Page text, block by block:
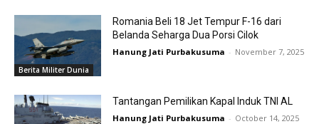
Berita Militer Dunia
Romania Beli 18 Jet Tempur F-16 dari
Belanda Seharga Dua Porsi Cilok
Hanung Jati Purbakusuma - November 7, 2025
Tantangan Pemilikan Kapal Induk TNI AL
Hanung Jati Purbakusuma - October 14, 2025